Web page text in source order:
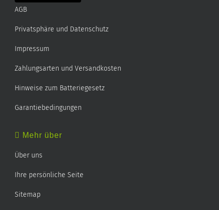
AGB
Privatsphäre und Datenschutz
Impressum
Zahlungsarten und Versandkosten
Hinweise zum Batteriegesetz
Garantiebedingungen
Mehr über
Über uns
Ihre persönliche Seite
Sitemap